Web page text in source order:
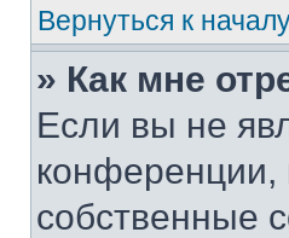
Вернуться к
» Как мне
Если вы не
конференции,
собственные